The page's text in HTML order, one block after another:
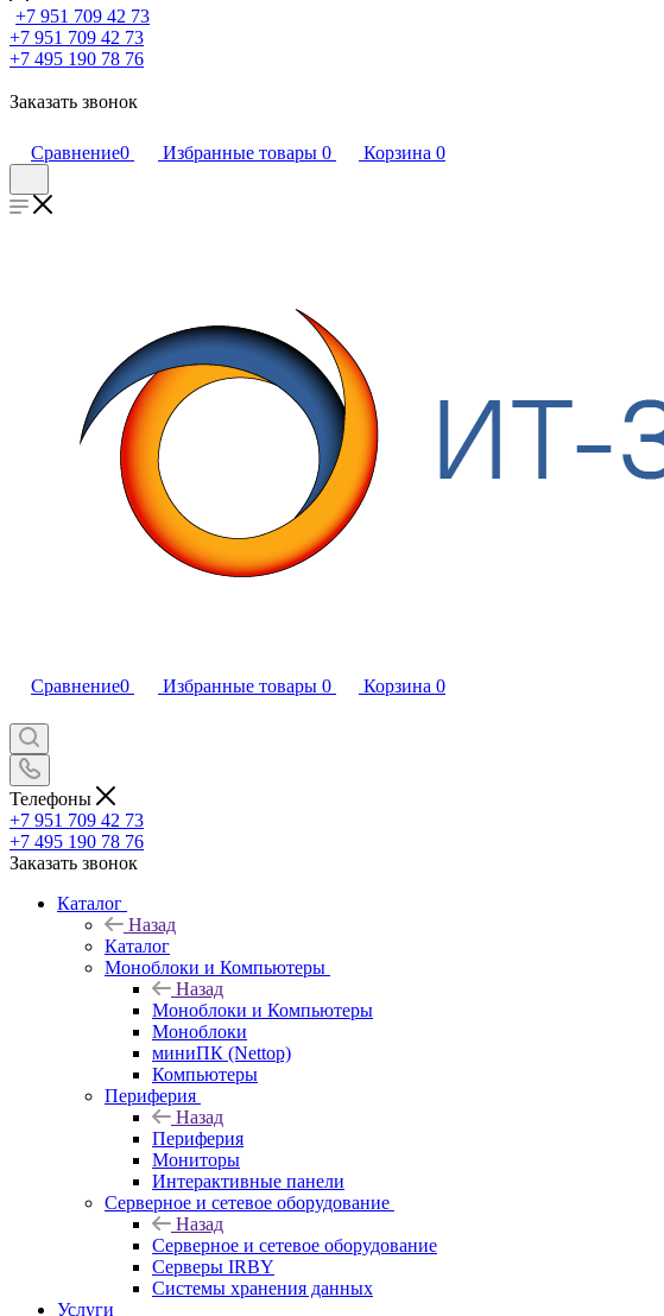
+7 951 709 42 73
+7 951 709 42 73
+7 495 190 78 76
Заказать звонок
Сравнение0 Избранные товары 0 Корзина 0
Сравнение0 Избранные товары 0 Корзина 0
Телефоны
+7 951 709 42 73
+7 495 190 78 76
Заказать звонок
Каталог
Назад
Каталог
Моноблоки и Компьютеры
Назад
Моноблоки и Компьютеры
Моноблоки
миниПК (Nettop)
Компьютеры
Периферия
Назад
Периферия
Мониторы
Интерактивные панели
Серверное и сетевое оборудование
Назад
Серверное и сетевое оборудование
Серверы IRBY
Системы хранения данных
Услуги